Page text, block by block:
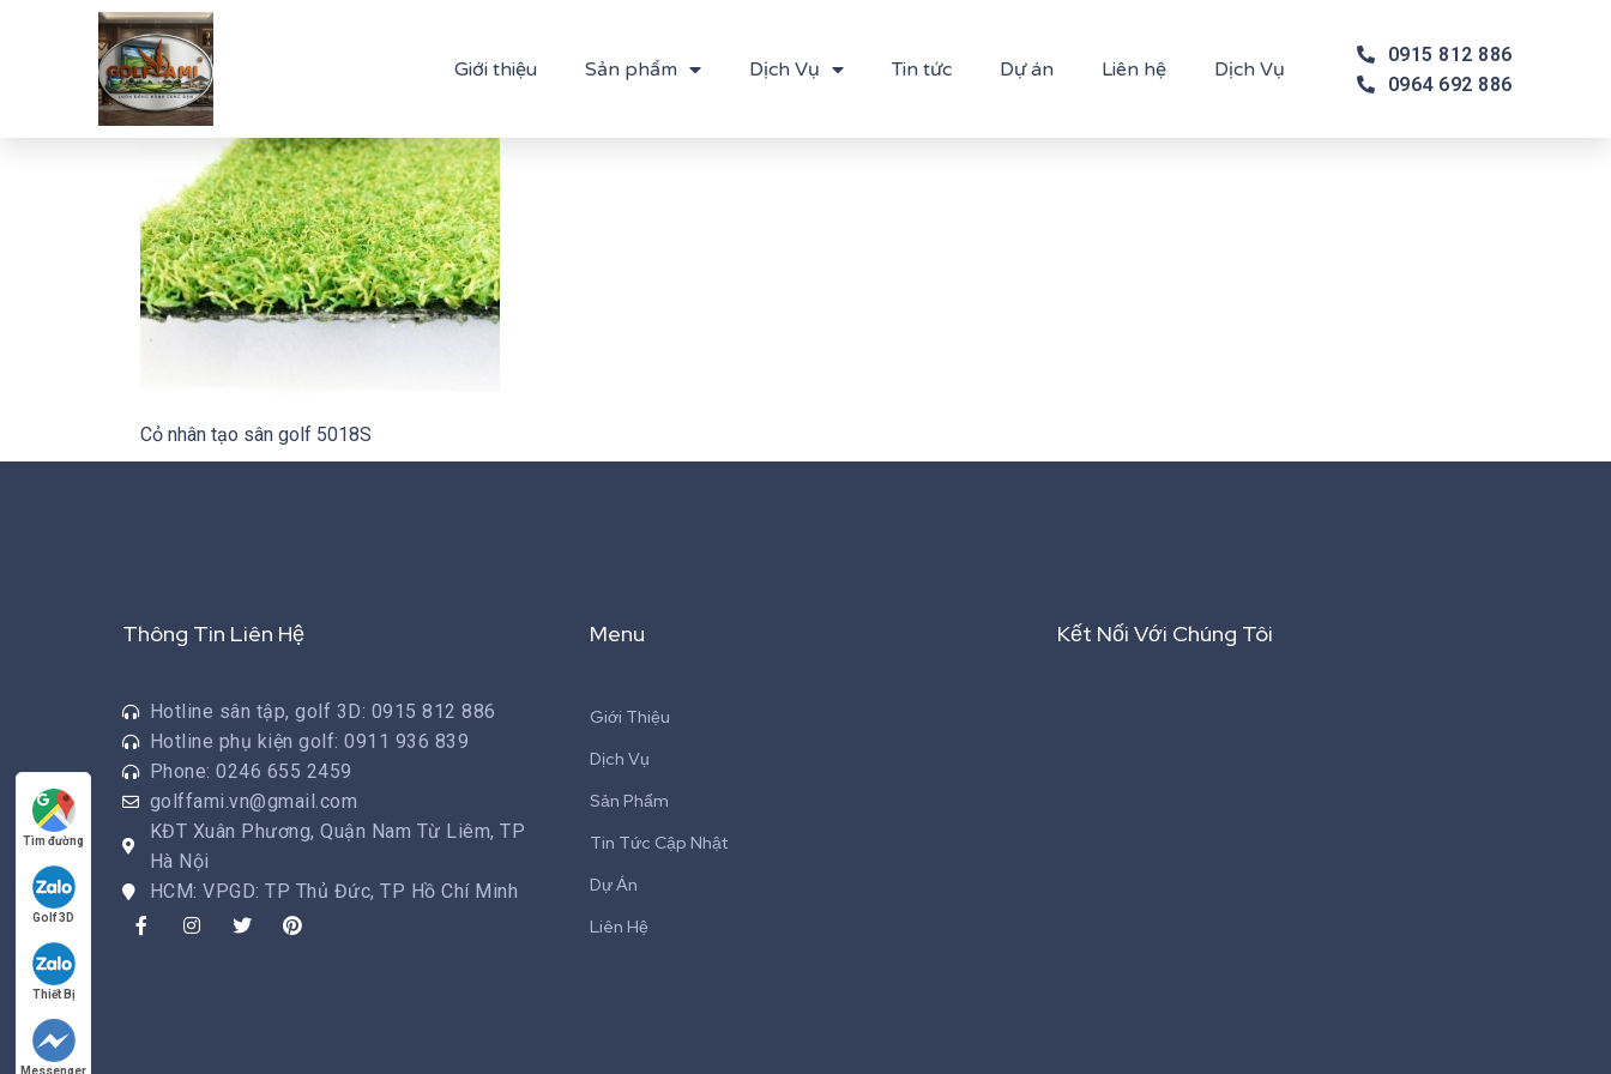
Giới thiệu Sản phẩm Dịch Vụ Tin tức Dự án Liên hệ Dịch Vụ
0915 812 886
0964 692 886
Cỏ nhân tạo sân golf 5018S
Thông Tin Liên Hệ
Hotline sân tập, golf 3D: 0915 812 886
Hotline phụ kiện golf: 0911 936 839
Phone: 0246 655 2459
golffami.vn@gmail.com
KĐT Xuân Phương, Quận Nam Từ Liêm, TP
Hà Nội
HCM: VPGD: TP Thủ Đức, TP Hồ Chí Minh
Menu
Giới Thiệu
Dịch Vụ
Sản Phẩm
Tin Tức Cập Nhật
Dự Án
Liên Hệ
Kết Nối Với Chúng Tôi
Tìm đường
Golf 3D
Thiết Bị
Messenger